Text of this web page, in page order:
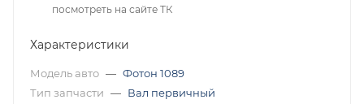
посмотреть на сайте ТК
Характеристики
Модель авто — Фотон 1089
Тип запчасти — Вал первичный